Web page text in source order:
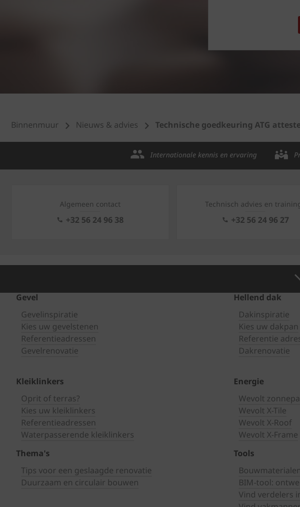
Binnenmuur Nieuws & advies Technische goedkeuring ATG
Internationale kennis en ervaring
Algemeen contact
+32 56 24 96 38
Technisch advies en
+32 56 24 96 27
Gevel
Gevelinspiratie
Kies uw gevelstenen
Referentieadressen
Gevelrenovatie
Hellend dak
Dakinspiratie
Kies uw dakpan
Referentie
Dakrenovatie
Kleiklinkers
Oprit of terras?
Kies uw kleiklinkers
Referentieadressen
Waterpasserende kleiklinkers
Energie
Wevolt
Wevolt X-Tile
Wevolt X-Roof
Wevolt X-Frame
Thema's
Tips voor een geslaagde renovatie
Duurzaam en circulair bouwen
Tools
BIM-tool:
Vind verdelers